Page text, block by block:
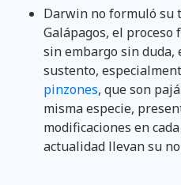
Darwin no formuló su
Galápagos, el
sin embargo sin duda,
sustento,
pinzones, que son
misma especie,
modificaciones en
actualidad llevan su